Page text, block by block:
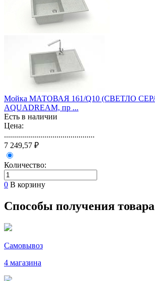
Мойка МАТОВАЯ 161/Q10 (СВЕТЛО
AQUADREAM, пр ...
Есть в наличии
Цена:
.............................................
7 249,57 ₽
Количество:
0 В корзину
Способы получения товара
Самовывоз
4 магазина